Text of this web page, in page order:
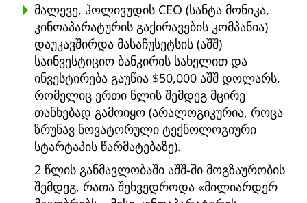
მალევე, ჰოლივუდის CEO (სანტა მონიკა,
კინოაპარატურის გაქირავების კომპანია)
დაუკავშირდა მასაჩუსეტსის (აშშ)
საინვესტიციო ბანკირის სახელით და
ინვესტირება გაუწია $50,000 აშშ დოლარს,
რომელიც ერთი წლის შემდეგ მცირე
თანხებად გამოიყო (არალოგიკურია, როცა
ზრუნავ ნოვატორული ტექნოლოგიური
სტარტაპის წარმატებაზე).
2 წლის განმავლობაში აშშ-ში მოგზაურობის
შემდეგ, რათა შეხვედროდა მილიარდერ